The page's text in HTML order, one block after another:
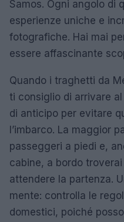
Samos. Ogni angolo di
esperienze uniche e
fotografiche. Hai mai
essere affascinante
Quando i traghetti da
ti consiglio di arrivare
di anticipo per evitare
l’imbarco. La maggior
passeggeri a piedi e,
cabine, a bordo
attendere la partenza.
mente: controlla le
domestici, poiché